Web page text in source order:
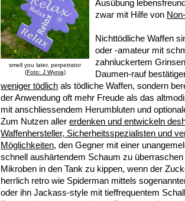
smell you later, perpetrator
(Foto: J Wynia)
Ausübung
zwar mit Hilfe von
Nichttödliche Waffen
oder -amateur mit
zahnluckertem
Daumen-rauf
weniger tödlich als tödliche Waffen, sondern
der Anwendung oft mehr Freude als das
mit anschliessendem Herumbluten und
Zum Nutzen aller erdenken und entwickeln
Waffenhersteller, Sicherheitsspezialisten und
Möglichkeiten, den Gegner mit einer
schnell aushärtendem Schaum zu
Mikroben in den Tank zu kippen, wenn der
herrlich retro wie Spiderman mittels
oder ihn Jackass-style mit tieffrequentem